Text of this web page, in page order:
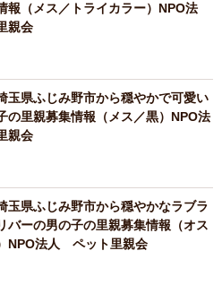
報（メス／トライカラー）NPO法
親会
玉県ふじみ野市から穏やかで可愛い
の里親募集情報（メス／黒）NPO法
親会
玉県ふじみ野市から穏やかなラブラ
バーの男の子の里親募集情報（オス
NPO法人 ペット里親会